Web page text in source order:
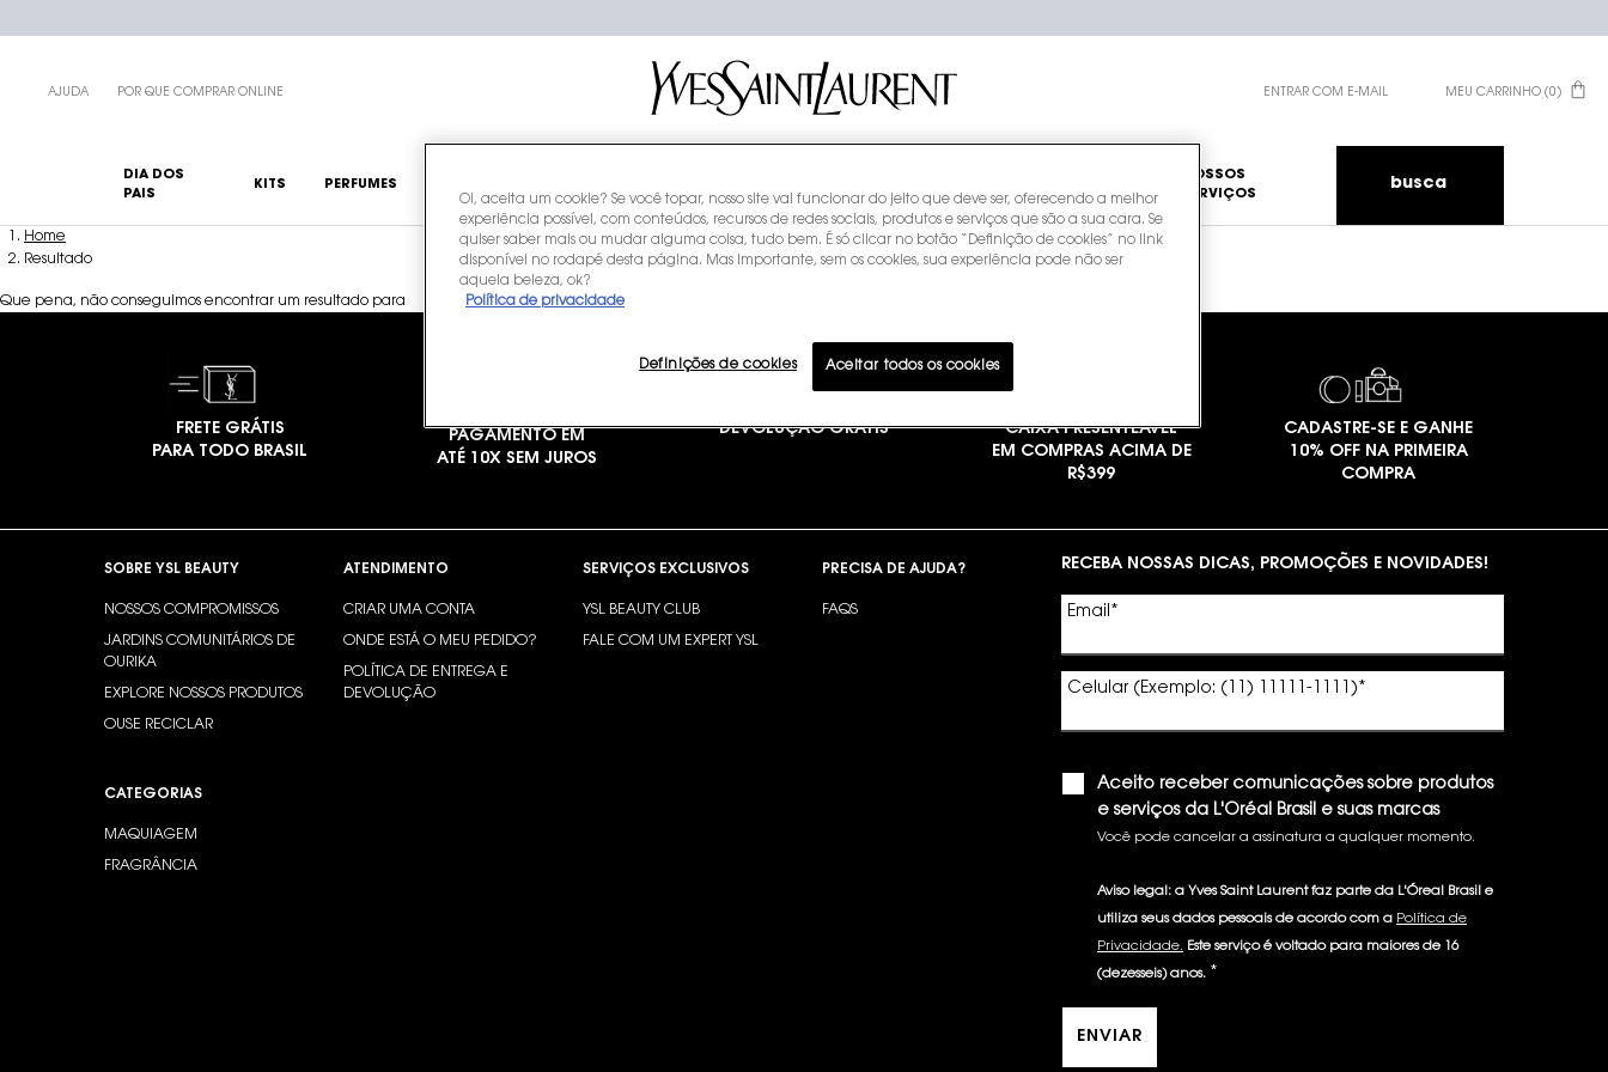
AJUDA POR QUE COMPRAR ONLINE ENTRAR COM E-MAIL MEU CARRINHO 0
0 PRODUCT IN CART
DIA DOS
PAIS
KITS PERFUMES
ÍCONES
COMPROMISSOS
CLUB
NOSSOS
SERVIÇOS
busca
Main content
Home
Resultado
Que pena, não conseguimos encontrar um resultado para
FRETE GRÁTIS
PARA TODO BRASIL
PAGAMENTO EM
ATÉ 10X SEM JUROS
DEVOLUÇÃO GRÁTIS
CAIXA PRESENTEÁVEL
EM COMPRAS ACIMA DE
R$399
CADASTRE-SE E GANHE
10% OFF NA PRIMEIRA
COMPRA
SOBRE YSL BEAUTY
NOSSOS COMPROMISSOS
JARDINS COMUNITÁRIOS DE
OURIKA
EXPLORE NOSSOS PRODUTOS
OUSE RECICLAR
ATENDIMENTO
CRIAR UMA CONTA
ONDE ESTÁ O MEU PEDIDO?
POLÍTICA DE ENTREGA E
DEVOLUÇÃO
SERVIÇOS EXCLUSIVOS
YSL BEAUTY CLUB
FALE COM UM EXPERT YSL
PRECISA DE AJUDA?
FAQS
CATEGORIAS
MAQUIAGEM
FRAGRÂNCIA
RECEBA NOSSAS DICAS, PROMOÇÕES E NOVIDADES!
Email *
Celular (Exemplo: (11) 11111-1111) *
Aceito receber comunicações sobre produtos
e serviços da L'Oréal Brasil e suas marcas
Você pode cancelar a assinatura a qualquer momento.​
Aviso legal: a Yves Saint Laurent faz parte da L'Óreal Brasil e
utiliza seus dados pessoais de acordo com a Política de
Privacidade. Este serviço é voltado para maiores de 16
(dezesseis) anos. *
ENVIAR
Oi, aceita um cookie? Se você topar, nosso site vai funcionar do jeito que deve ser, oferecendo a melhor
experiência possível, com conteúdos, recursos de redes sociais, produtos e serviços que são a sua cara. Se
quiser saber mais ou mudar alguma coisa, tudo bem. É só clicar no botão “Definição de cookies” no link
disponível no rodapé desta página. Mas importante, sem os cookies, sua experiência pode não ser
aquela beleza, ok?
Política de privacidade
Definições de cookies Aceitar todos os cookies